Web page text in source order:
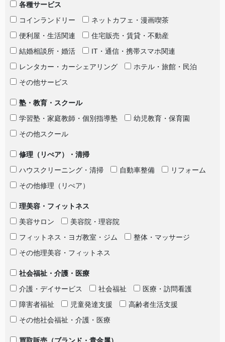
各種サービス
コインランドリー
ネットカフェ・漫画喫茶
便利屋・生活関連
住宅販売・賃貸・不動産
結婚相談所・婚活
IT・通信・携帯スマホ関連
レンタカー・カーシェアリング
ホテル・旅館・民泊
その他サービス
塾・教育・スクール
学習塾・家庭教師・個別指導塾
幼児教育・保育園
その他スクール
修理（リぺア）・清掃
ハウスクリーニング・清掃
自動車整備
リフォーム
その他修理（リぺア）
理美容・フィットネス
美容サロン
美容院・理容院
フィットネス・ヨガ教室・ジム
整体・マッサージ
その他理美容・フィットネス
社会福祉・介護・医療
介護・デイサービス
社会福祉
医療・訪問看護
障害者福祉
児童発達支援
高齢者生活支援
その他社会福祉・介護・医療